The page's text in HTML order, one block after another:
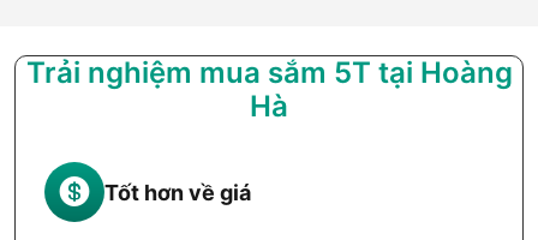
Trải nghiệm mua sắm 5T tại Hoàng
Hà
Tốt hơn về giá